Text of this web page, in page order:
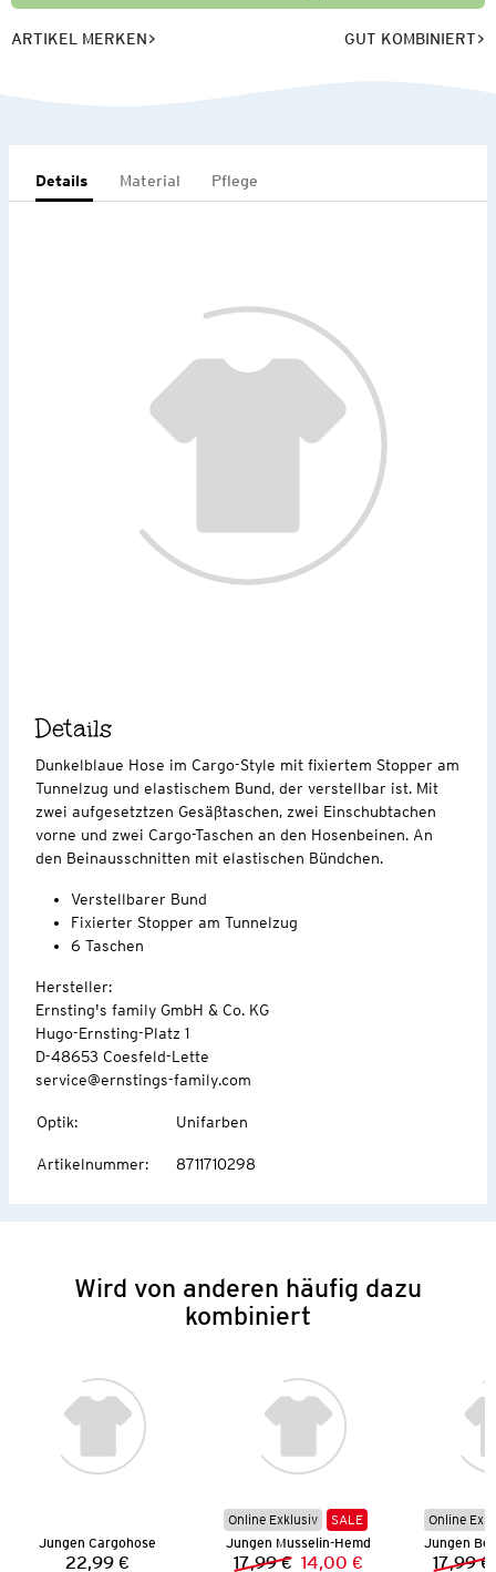
ARTIKEL MERKEN GUT KOMBINIERT
Details Material Pflege
Details
Dunkelblaue Hose im Cargo-Style mit fixiertem Stopper am
Tunnelzug und elastischem Bund, der verstellbar ist. Mit
zwei aufgesetztzen Gesäßtaschen, zwei Einschubtachen
vorne und zwei Cargo-Taschen an den Hosenbeinen. An
den Beinausschnitten mit elastischen Bündchen.
Verstellbarer Bund
Fixierter Stopper am Tunnelzug
6 Taschen
Hersteller:
Ernsting's family GmbH & Co. KG
Hugo-Ernsting-Platz 1
D-48653 Coesfeld-Lette
service@ernstings-family.com
Optik: Unifarben
Artikelnummer: 8711710298
Wird von anderen häufig dazu
kombiniert
Jungen Cargohose
22,99 €
Online Exklusiv
SALE
Jungen Musselin-Hemd
17,99 € 14,00 €
Online
17,99 €